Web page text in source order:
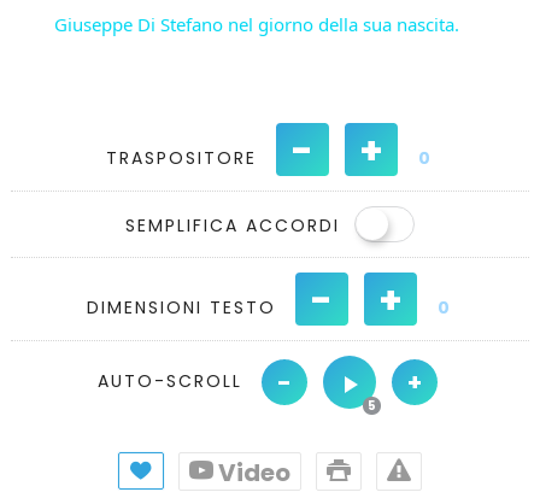
Giuseppe Di Stefano nel giorno della sua nascita.
TRASPOSITORE - + 0
SEMPLIFICA ACCORDI
DIMENSIONI TESTO - + 0
AUTO-SCROLL - +
Video